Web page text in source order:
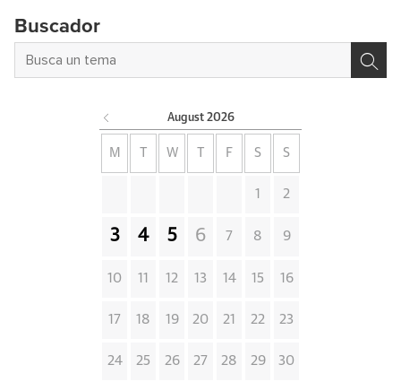
Buscador
August 2026
M W F S S
1 2
3 4 5 6 7 8 9
10 11 12 13 14 15 16
17 18 19 20 21 22 23
24 25 26 27 28 29 30